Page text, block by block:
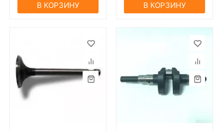
В КОРЗИНУ В КОРЗИНУ